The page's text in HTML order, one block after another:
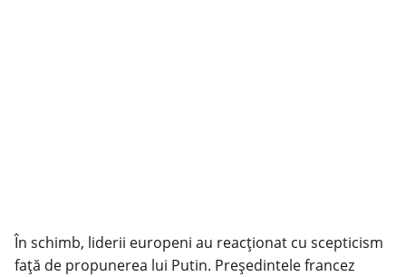
În schimb, liderii europeni au reacționat cu scepticism
față de propunerea lui Putin. Președintele francez